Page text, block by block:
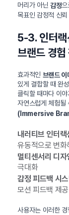
머리가 아닌 감정
목표인 감정적 신
5-3. 인터랙
브랜드 경험
효과적인 브랜드 이
있게 결합할 때 완
클릭할 때마다 이
자연스럽게 체험
(Immersive
내러티브 인터랙
유동적으로 변화
멀티센서리 디자
극대화
감정 피드백 시
모션 피드백 제공
사용자는 이러한 경